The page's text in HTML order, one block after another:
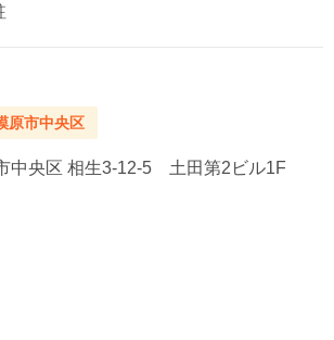
原市中央区
中央区 相生3-12-5 土田第2ビル1F